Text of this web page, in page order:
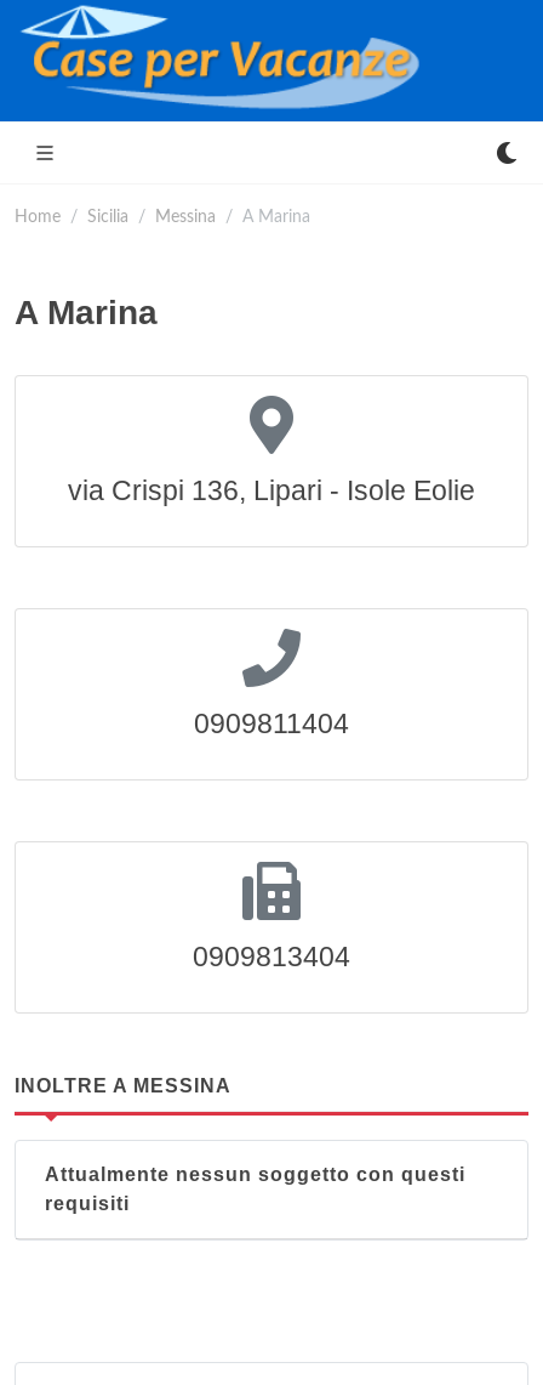
Home Sicilia Messina A Marina
A Marina
via Crispi 136, Lipari - Isole Eolie
0909811404
0909813404
INOLTRE A MESSINA
Attualmente nessun soggetto con questi
requisiti